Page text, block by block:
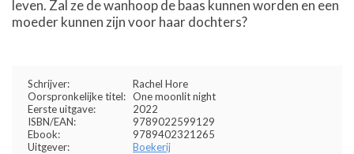
leven. Zal ze de wanhoop de baas kunnen worden en een
moeder kunnen zijn voor haar dochters?
Schrijver:
Rachel Hore
Oorspronkelijke titel: One moonlit night
Eerste uitgave:
2022
ISBN/EAN:
9789022599129
Ebook:
9789402321265
Uitgever:
Boekerij